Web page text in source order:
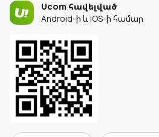
Ucom հավելված
Android-ի և iOS-ի համար